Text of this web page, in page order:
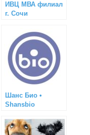
ИВЦ МВА филиал
г. Сочи
Шанс Био •
Shansbio